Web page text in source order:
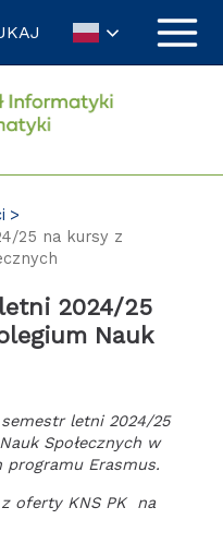
25 na kursy z
2024/25
Nauk
letni 2024/25
Społecznych w
Erasmus.
oferty KNS PK na